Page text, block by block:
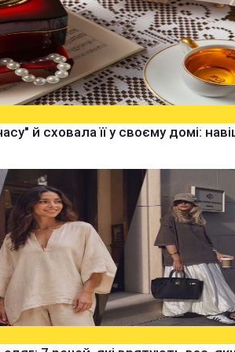
й сховала її у своєму домі: